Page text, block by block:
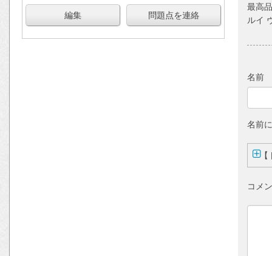
最高
ルイ
名前
名前
【
コメ